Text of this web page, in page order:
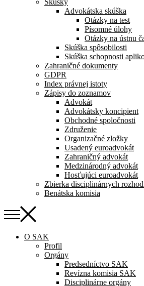
Skúšky
Advokátska skúška
Otázky na test
Písomné úlohy
Otázky na ústnu
Skúška spôsobilosti
Skúška schopnosti
Zahraničné dokumenty
GDPR
Index právnej istoty
Zápisy do zoznamov
Advokát
Advokátsky koncipient
Obchodné spoločnosti
Združenie
Organizačné zložky
Usadený euroadvokát
Zahraničný advokát
Medzinárodný advokát
Hosťujúci euroadvokát
Zbierka disciplinárnych
Benátska komisia
O SAK
Profil
Orgány
Predsedníctvo SAK
Revízna komisia SAK
Disciplinárne orgány